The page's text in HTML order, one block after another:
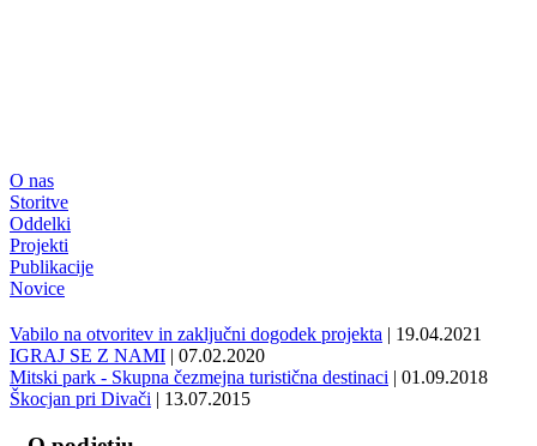
O nas
Storitve
Oddelki
Projekti
Publikacije
Novice
Vabilo na otvoritev in zaključni dogodek projekta | 19.04.2021
IGRAJ SE Z NAMI | 07.02.2020
Mitski park - Skupna čezmejna turistična destinaci | 01.09.2018
Škocjan pri Divači | 13.07.2015